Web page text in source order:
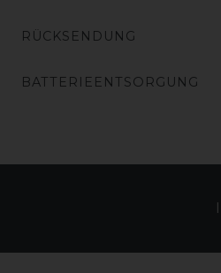
RÜCKSENDUNG
BATTERIEENTSORGUNG